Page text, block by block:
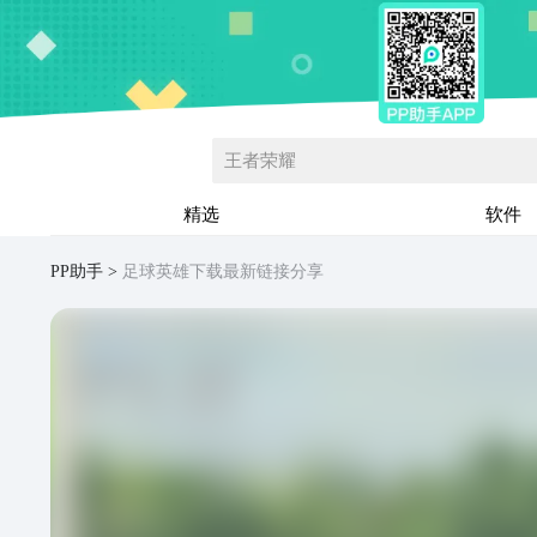
王者荣耀
精选 软件
PP助手 足球英雄下载最新链接分享